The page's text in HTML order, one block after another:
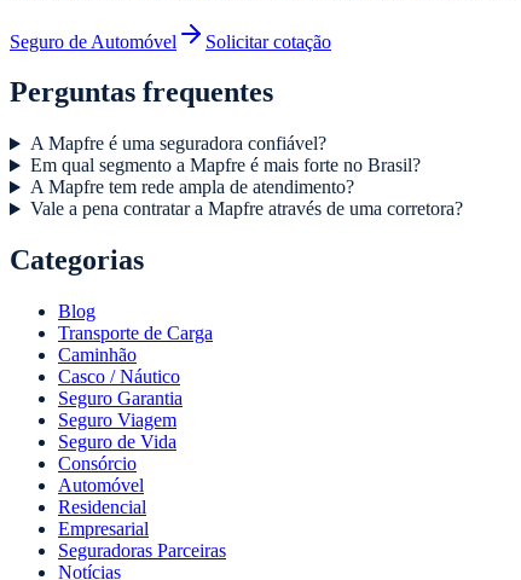
Seguro de Automóvel Solicitar cotação
Perguntas frequentes
A Mapfre é uma seguradora confiável?
Em qual segmento a Mapfre é mais forte no Brasil?
A Mapfre tem rede ampla de atendimento?
Vale a pena contratar a Mapfre através de uma corretora?
Categorias
Blog
Transporte de Carga
Caminhão
Casco / Náutico
Seguro Garantia
Seguro Viagem
Seguro de Vida
Consórcio
Automóvel
Residencial
Empresarial
Seguradoras Parceiras
Notícias